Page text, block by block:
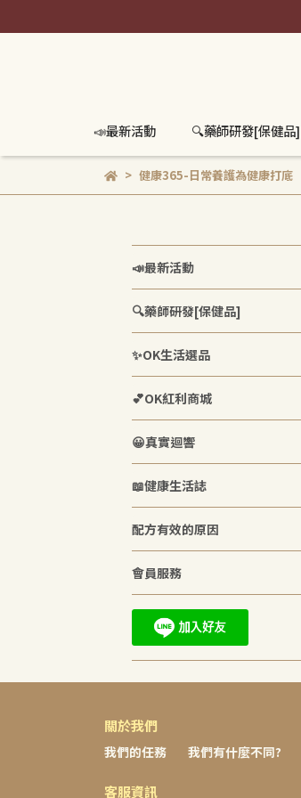
📣最新活動 🔍️藥師研發[保健品]
健康365-日常養護為健康打底
📣最新活動
🔍️藥師研發[保健品]
✨OK生活選品
💕OK紅利商城
😀真實迴響
📖健康生活誌
配方有效的原因
會員服務
關於我們
我們的任務 我們有什麼不同?
客服資訊